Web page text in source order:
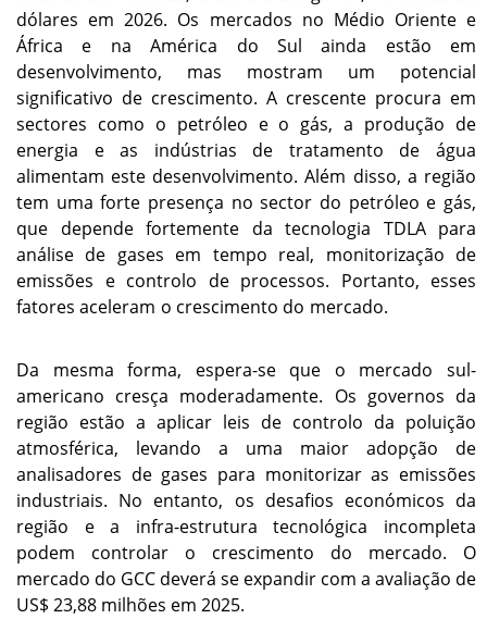
dólares em 2026. Os mercados no Médio Oriente e
África e na América do Sul ainda estão em
desenvolvimento, mas mostram um potencial
significativo de crescimento. A crescente procura em
sectores como o petróleo e o gás, a produção de
energia e as indústrias de tratamento de água
alimentam este desenvolvimento. Além disso, a região
tem uma forte presença no sector do petróleo e gás,
que depende fortemente da tecnologia TDLA para
análise de gases em tempo real, monitorização de
emissões e controlo de processos. Portanto, esses
fatores aceleram o crescimento do mercado.
Da mesma forma, espera-se que o mercado sul-
americano cresça moderadamente. Os governos da
região estão a aplicar leis de controlo da poluição
atmosférica, levando a uma maior adopção de
analisadores de gases para monitorizar as emissões
industriais. No entanto, os desafios económicos da
região e a infra-estrutura tecnológica incompleta
podem controlar o crescimento do mercado. O
mercado do GCC deverá se expandir com a avaliação de
US$ 23,88 milhões em 2025.